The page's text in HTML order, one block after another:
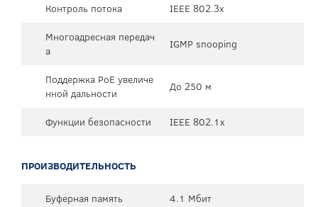
Контроль потока
IEEE 802.3x
Многоадресная передач
а
IGMP snooping
Поддержка PoE увеличе
нной дальности
До 250 м
Функции безопасности IEEE 802.1x
ПРОИЗВОДИТЕЛЬНОСТЬ
Буферная память
4.1 Мбит